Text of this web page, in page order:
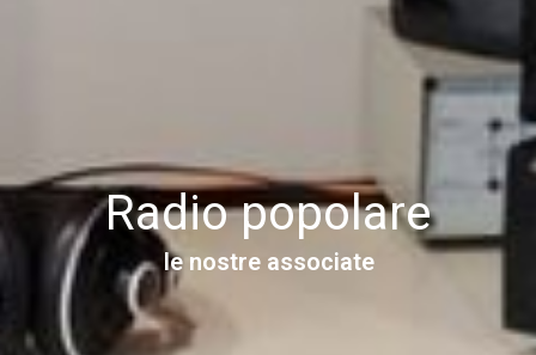
Radio popolare
le nostre associate